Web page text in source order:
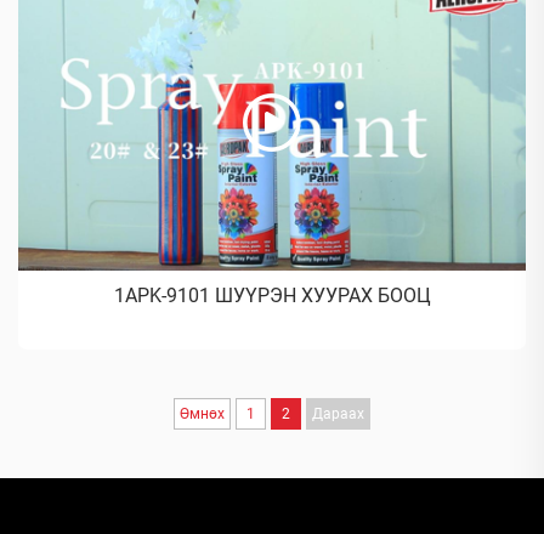
1APK-9101 ШУҮРЭН ХУУРАХ БООЦ
Өмнөх 1 2 Дараах